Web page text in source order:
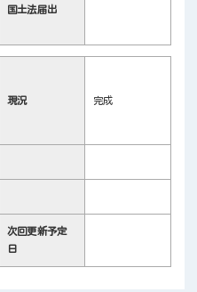
国土法届出
現況 完成
次回更新予定
日